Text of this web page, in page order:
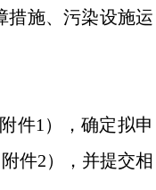
措施、污染设施运
件1），确定拟申
件2），并提交相